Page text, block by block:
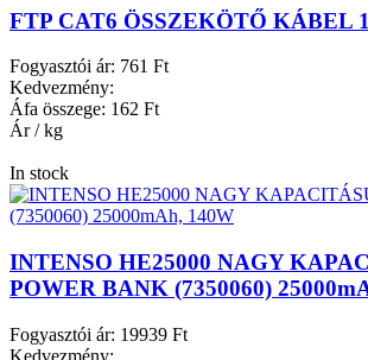
FTP CAT6 ÖSSZEKÖTŐ KÁBEL
Fogyasztói ár: 761 Ft
Kedvezmény:
Áfa összege: 162 Ft
Ár / kg
In stock
INTENSO HE25000 NAGY
POWER BANK (7350060)
Fogyasztói ár: 19939 Ft
Kedvezmény: